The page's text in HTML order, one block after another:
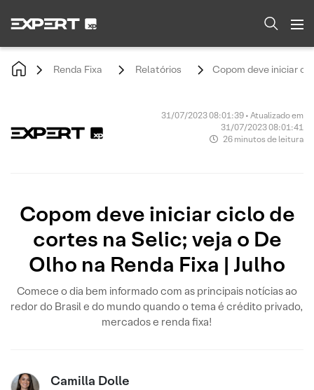
Renda Fixa Relatórios ​​​​​​​​​​​​​​​​​​​​Copom deve iniciar
31/07/2023 08:01:39 • Atualizado em
31/07/2023 08:01:41
26 minutos de leitura
​​​​​​​​​​​​​​​​​​​​Copom deve iniciar ciclo de
cortes na Selic; veja o De
Olho na Renda Fixa | Julho
Comece o dia bem informado com as principais notícias ao
redor do Brasil e do mundo quando o tema é crédito privado,
mercados e renda fixa!
Camilla Dolle